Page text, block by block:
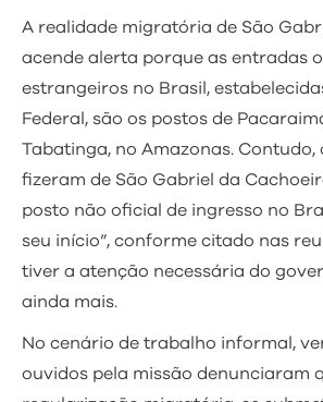
A realidade migratória de São
acende alerta porque as entradas
estrangeiros no Brasil,
Federal, são os postos de
Tabatinga, no Amazonas. Contudo,
fizeram de São Gabriel da
posto não oficial de ingresso no
seu início”, conforme citado nas
tiver a atenção necessária do
ainda mais.
No cenário de trabalho informal,
ouvidos pela missão denunciaram